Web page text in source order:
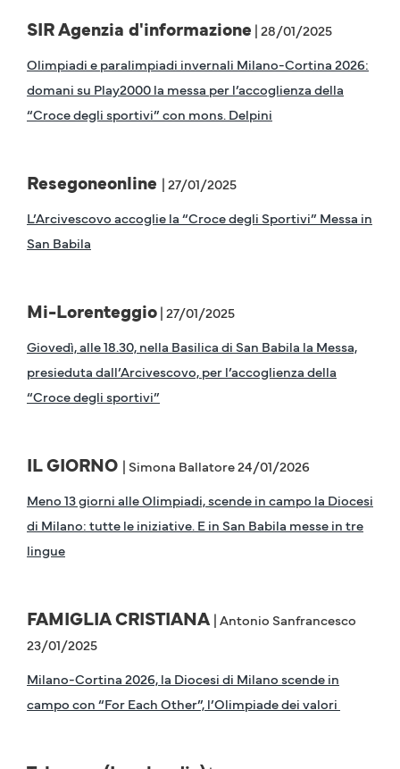
SIR Agenzia d'informazione | 28/01/2025
Olimpiadi e paralimpiadi invernali Milano-Cortina 2026:
domani su Play2000 la messa per l’accoglienza della
“Croce degli sportivi” con mons. Delpini
Resegoneonline | 27/01/2025
L’Arcivescovo accoglie la “Croce degli Sportivi” Messa in
San Babila
Mi-Lorenteggio| 27/01/2025
Giovedì, alle 18.30, nella Basilica di San Babila la Messa,
presieduta dall’Arcivescovo, per l’accoglienza della
“Croce degli sportivi”
IL GIORNO | Simona Ballatore 24/01/2026
Meno 13 giorni alle Olimpiadi, scende in campo la Diocesi
di Milano: tutte le iniziative. E in San Babila messe in tre
lingue
FAMIGLIA CRISTIANA | Antonio Sanfrancesco
23/01/2025
Milano-Cortina 2026, la Diocesi di Milano scende in
campo con “For Each Other”, l’Olimpiade dei valori